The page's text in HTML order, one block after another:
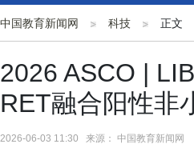
中国教育新闻网 科技 正文
2026 ASCO |
RET融合阳性非
2026-06-03 11:30 来源： 中国教育新闻网